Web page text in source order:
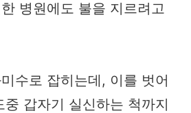
병원에도 불을 지르려고
수로 잡히는데, 이를 벗어
중 갑자기 실신하는 척까지